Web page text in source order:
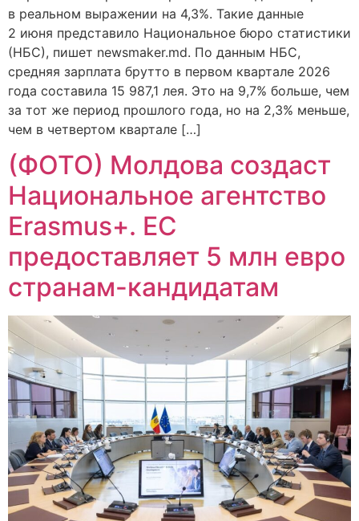
в реальном выражении на 4,3%. Такие данные
2 июня представило Национальное бюро статистики
(НБС), пишет newsmaker.md. По данным НБС,
средняя зарплата брутто в первом квартале 2026
года составила 15 987,1 лея. Это на 9,7% больше, чем
за тот же период прошлого года, но на 2,3% меньше,
чем в четвертом квартале […]
(ФОТО) Молдова создаст
Национальное агентство
Erasmus+. ЕС
предоставляет 5 млн евро
странам-кандидатам